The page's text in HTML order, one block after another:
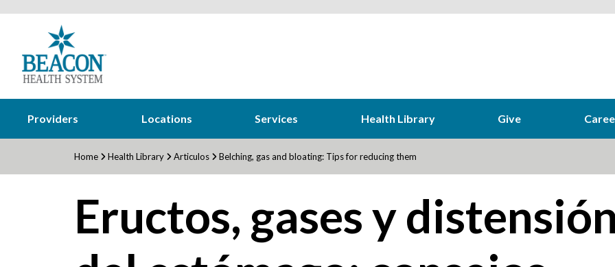
Providers Locations Services Health Library Give
Home Health Library Articulos Belching, gas and bloating: Tips for reducing them
Eructos, gases y